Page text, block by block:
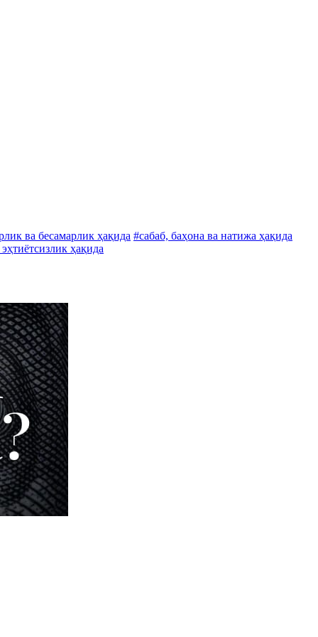
ва бесамарлик ҳақида #сабаб, баҳона ва натижа ҳақида
ҳақида